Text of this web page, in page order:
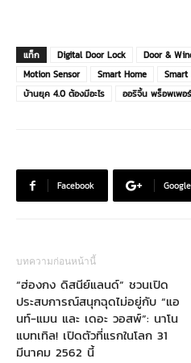
แท็ก Digital Door Lock Door &
Motion Sensor
Smart Home Smart
บ้านยุค 4.0 ต้องมีอะไร
ออริจิ้น พร็อพเพอ
Facebook
บทความก่อนหน้านี้
“ฮ่องกง ดิสนีย์แลนด์” ชวนเปิด
ประสบการณ์สนุกฉุดไม่อยู่กับ “แอ
นท์-แมน และ เดอะ วอสพ์”: นาโน
แบทเทิล! เปิดตัวที่แรกในโลก 31
มีนาคม 2562 นี้